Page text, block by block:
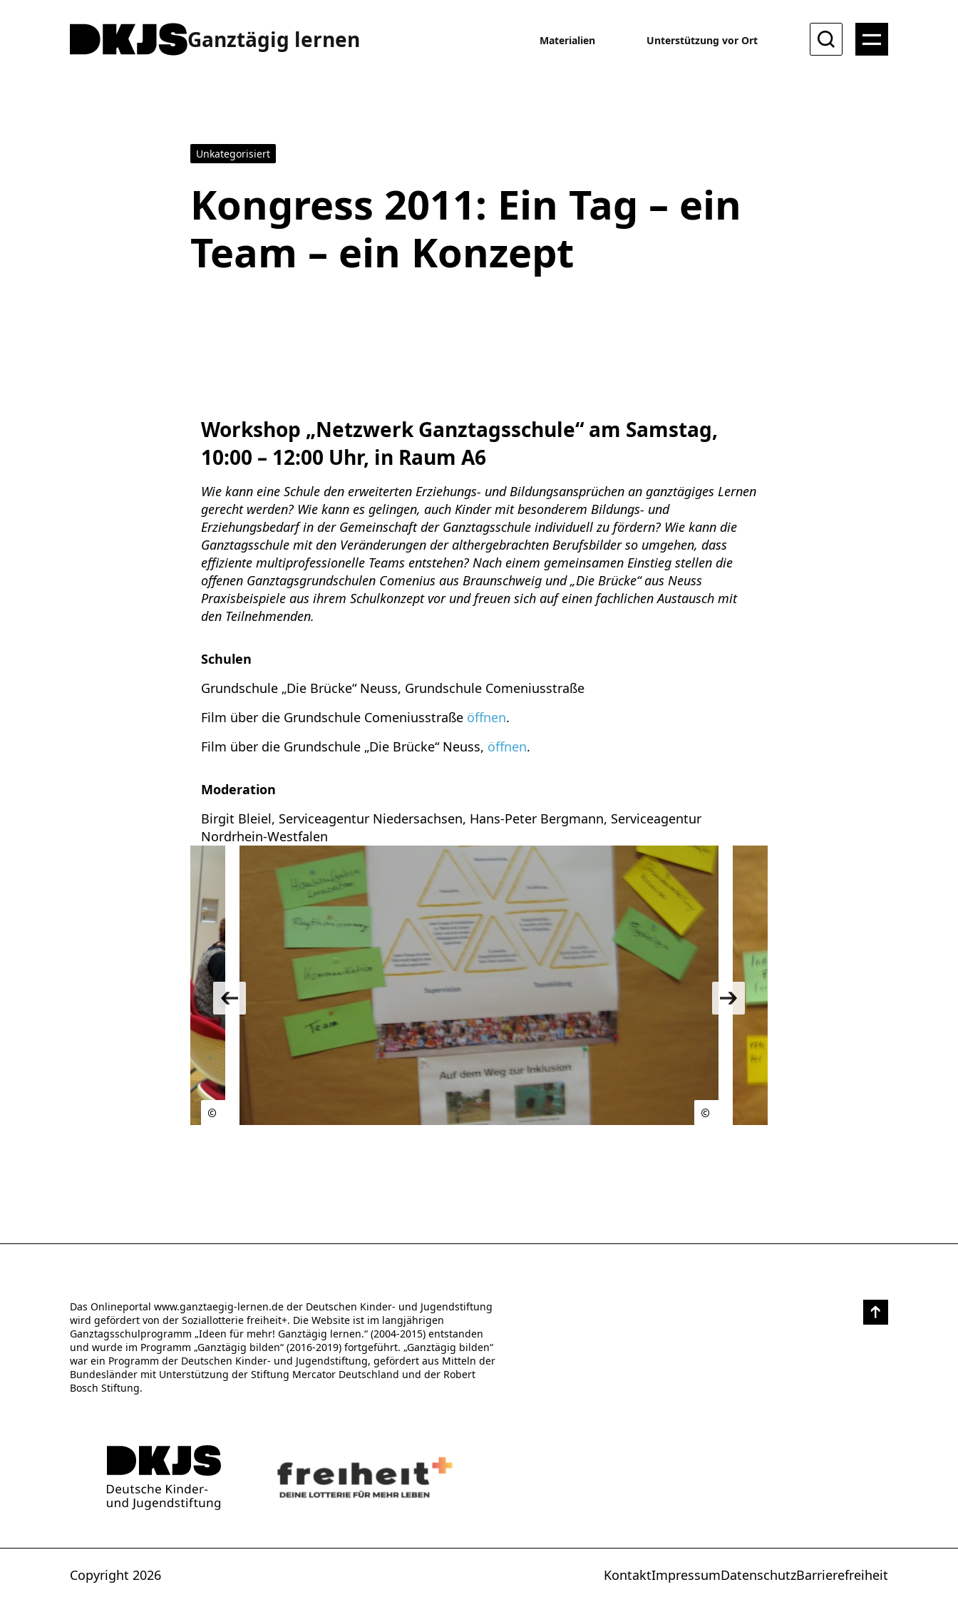
Ganztägig lernen Materialien Unterstützung vor Ort
Unkategorisiert
Kongress 2011: Ein Tag – ein
Team – ein Konzept
Workshop „Netzwerk Ganztagsschule“ am Samstag,
10:00 – 12:00 Uhr, in Raum A6
Wie kann eine Schule den erweiterten Erziehungs- und Bildungsansprüchen an ganztägiges Lernen
gerecht werden? Wie kann es gelingen, auch Kinder mit besonderem Bildungs- und
Erziehungsbedarf in der Gemeinschaft der Ganztagsschule individuell zu fördern? Wie kann die
Ganztagsschule mit den Veränderungen der althergebrachten Berufsbilder so umgehen, dass
effiziente multiprofessionelle Teams entstehen? Nach einem gemeinsamen Einstieg stellen die
offenen Ganztagsgrundschulen Comenius aus Braunschweig und „Die Brücke“ aus Neuss
Praxisbeispiele aus ihrem Schulkonzept vor und freuen sich auf einen fachlichen Austausch mit
den Teilnehmenden.
Schulen
Grundschule „Die Brücke“ Neuss, Grundschule Comeniusstraße
Film über die Grundschule Comeniusstraße öffnen.
Film über die Grundschule „Die Brücke“ Neuss, öffnen.
Moderation
Birgit Bleiel, Serviceagentur Niedersachsen, Hans-Peter Bergmann, Serviceagentur
Nordrhein-Westfalen
Das Onlineportal www.ganztaegig-lernen.de der Deutschen Kinder- und Jugendstiftung
wird gefördert von der Soziallotterie freiheit+. Die Website ist im langjährigen
Ganztagsschulprogramm „Ideen für mehr! Ganztägig lernen.“ (2004-2015) entstanden
und wurde im Programm „Ganztägig bilden“ (2016-2019) fortgeführt. „Ganztägig bilden“
war ein Programm der Deutschen Kinder- und Jugendstiftung, gefördert aus Mitteln der
Bundesländer mit Unterstützung der Stiftung Mercator Deutschland und der Robert
Bosch Stiftung.
Copyright 2026 KontaktImpressumDatenschutzBarrierefreiheit